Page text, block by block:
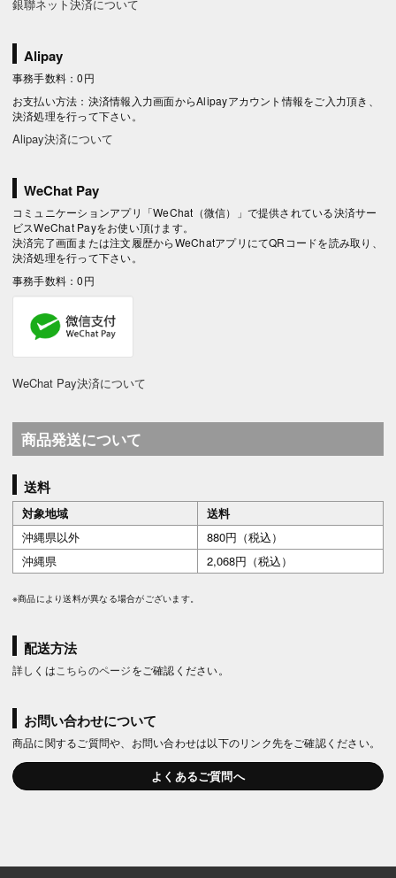
銀聯ネット決済について
Alipay
事務手数料：0円
お支払い方法：決済情報入力画面からAlipayアカウント情報をご入力頂き、
決済処理を行って下さい。
Alipay決済について
WeChat Pay
コミュニケーションアプリ「WeChat（微信）」で提供されている決済サー
ビスWeChat Payをお使い頂けます。
決済完了画面または注文履歴からWeChatアプリにてQRコードを読み取り、
決済処理を行って下さい。
事務手数料：0円
WeChat Pay決済について
商品発送について
送料
対象地域
送料
沖縄県以外
880円（税込）
沖縄県
2,068円（税込）
※商品により送料が異なる場合がございます。
配送方法
詳しくは こちらのページをご確認ください。
お問い合わせについて
商品に関するご質問や、お問い合わせは以下のリンク先をご確認ください。
よくあるご質問へ